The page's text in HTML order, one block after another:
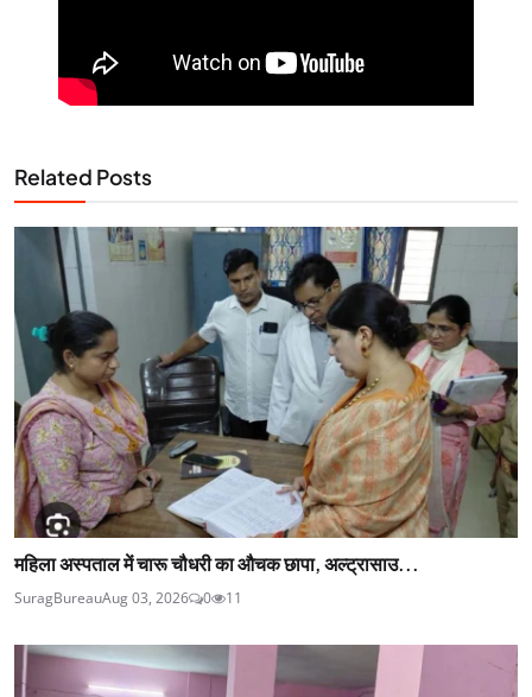
Related Posts
महिला अस्पताल में चारू चौधरी का औचक छापा, अल्ट्रासाउ...
SuragBureauAug 03, 2026 0 11